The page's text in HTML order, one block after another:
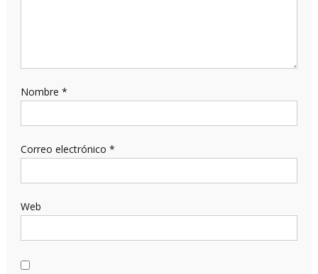
Nombre *
Correo electrónico *
Web